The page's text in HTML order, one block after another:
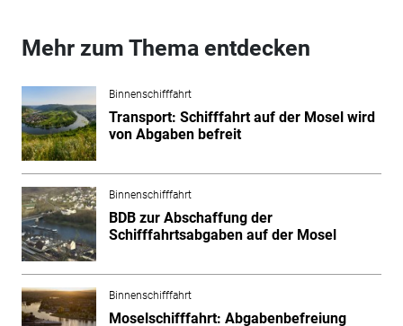
Mehr zum Thema entdecken
Binnenschifffahrt
Transport: Schifffahrt auf der Mosel wird
von Abgaben befreit
Binnenschifffahrt
BDB zur Abschaffung der
Schifffahrtsabgaben auf der Mosel
Binnenschifffahrt
Moselschifffahrt: Abgabenbefreiung